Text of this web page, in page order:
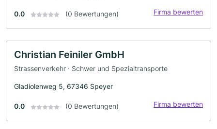
0.0 (0 Bewertungen) Firma bewerten
Christian Feiniler GmbH
Strassenverkehr · Schwer und Spezialtransporte
Gladiolenweg 5, 67346 Speyer
0.0 (0 Bewertungen) Firma bewerten